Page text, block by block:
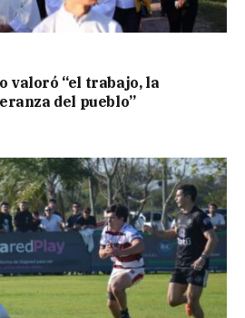
valoró “el trabajo, la
del pueblo”